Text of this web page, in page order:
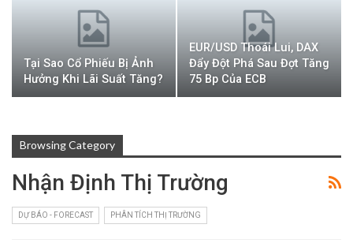
Tại Sao Cổ Phiếu Bị Ảnh
Hưởng Khi Lãi Suất Tăng?
EUR/USD Thoái Lui, DAX
Đẩy Đột Phá Sau Đợt Tăng
75 Bp Của ECB
Browsing Category
Nhận Định Thị Trường
DỰ BÁO - FORECAST PHÂN TÍCH THỊ TRƯỜNG